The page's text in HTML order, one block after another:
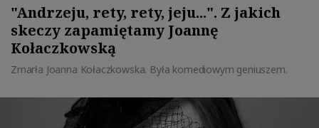
"Andrzeju, rety, rety, jeju...". Z jakich
skeczy zapamiętamy Joannę
Kołaczkowską
Zmarła Joanna Kołaczkowska. Była komediowym geniuszem.